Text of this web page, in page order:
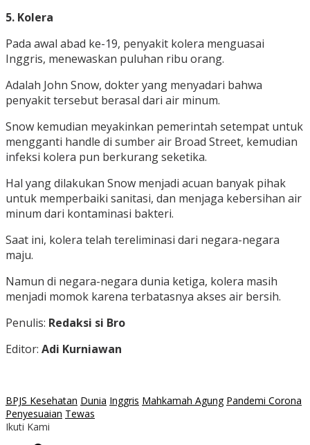
5. Kolera
Pada awal abad ke-19, penyakit kolera menguasai
Inggris, menewaskan puluhan ribu orang.
Adalah John Snow, dokter yang menyadari bahwa
penyakit tersebut berasal dari air minum.
Snow kemudian meyakinkan pemerintah setempat untuk
mengganti handle di sumber air Broad Street, kemudian
infeksi kolera pun berkurang seketika.
Hal yang dilakukan Snow menjadi acuan banyak pihak
untuk memperbaiki sanitasi, dan menjaga kebersihan air
minum dari kontaminasi bakteri.
Saat ini, kolera telah tereliminasi dari negara-negara
maju.
Namun di negara-negara dunia ketiga, kolera masih
menjadi momok karena terbatasnya akses air bersih.
Penulis: Redaksi si Bro
Editor: Adi Kurniawan
BPJS Kesehatan Dunia Inggris Mahkamah Agung Pandemi Corona
Penyesuaian Tewas
Ikuti Kami